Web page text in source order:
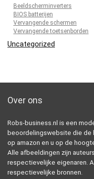
Beeldscherminverters
BIOS batterijen
Vervangende schermen
Vervangende toetsenborden
Uncategorized
Over ons
Robs-business.nl is een
beoordelingswebsite die de
op amazon en u op de
Alle afbeeldingen zijn
respectievelijke eigenaren.
respectievelijke bronnen.